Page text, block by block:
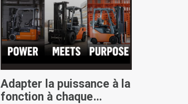
Adapter la puissance à la
fonction à chaque